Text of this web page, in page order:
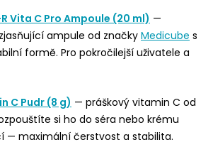
Vita C Pro Ampoule (20 ml) —
ampule od značky Medicube s
formě. Pro pokročilejší uživatele a
C Pudr (8 g) — práškový vitamin C od
si ho do séra nebo krému
— maximální čerstvost a stabilita.